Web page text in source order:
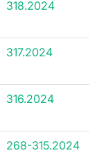
318.2024
317.2024
316.2024
268-315.2024